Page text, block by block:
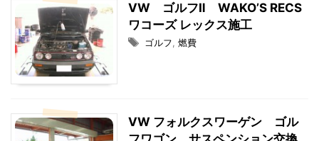
VW ゴルフⅡ WAKO’S RECS
ワコーズ レックス施工
ゴルフ 燃費
VW フォルクスワーゲン ゴル